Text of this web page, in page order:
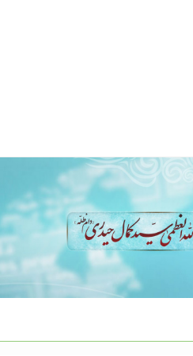
برگه نمونه بلاگ پرداخت